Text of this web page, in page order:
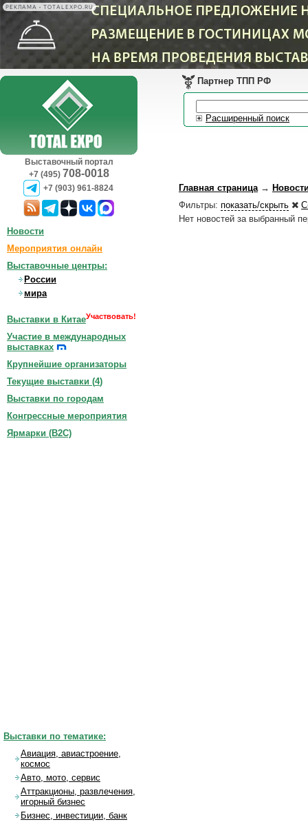
РЕКЛАМА • TOTALEXPO.RU
Выставочный портал
+7 (495) 708-0018
+7 (903) 961-8824
Партнер ТПП РФ
Расширенный поиск
Главная страница→
Фильтры: показать/скрыть
Нет новостей за выбранный
Новости
Мероприятия онлайн
Выставочные центры:
России
мира
Выставки в КитаеУчаствовать!
Участие в международных
выставках
Крупнейшие организаторы
Текущие выставки (4)
Выставки по городам
Конгрессные мероприятия
Ярмарки (B2C)
Выставки по тематике:
Авиация, авиастроение,
космос
Авто, мото, сервис
Аттракционы, развлечения,
игорный бизнес
Бизнес, инвестиции, банк